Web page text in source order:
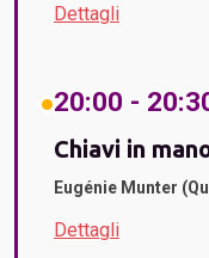
Dettagli
20:00 -
Chiavi in
Eugénie Munter
Dettagli